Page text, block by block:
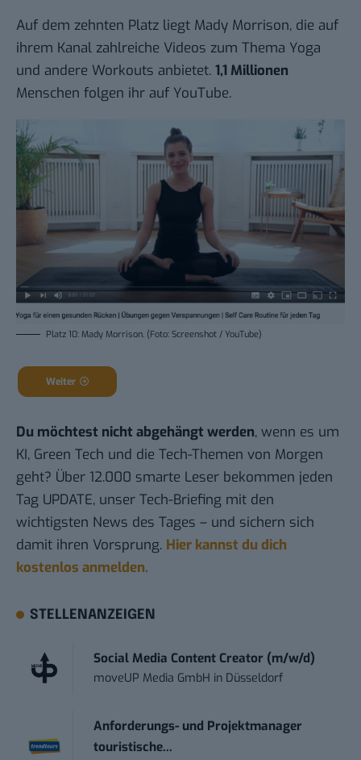
Auf dem zehnten Platz liegt Mady Morrison, die auf
ihrem Kanal zahlreiche Videos zum Thema Yoga
und andere Workouts anbietet. 1,1 Millionen
Menschen folgen ihr auf YouTube.
Platz 10: Mady Morrison. (Foto: Screenshot / YouTube)
Weiter
Du möchtest nicht abgehängt werden, wenn es um
KI, Green Tech und die Tech-Themen von Morgen
geht? Über 12.000 smarte Leser bekommen jeden
Tag UPDATE, unser Tech-Briefing mit den
wichtigsten News des Tages – und sichern sich
damit ihren Vorsprung. Hier kannst du dich
kostenlos anmelden.
STELLENANZEIGEN
Social Media Content Creator (m/w/d)
moveUP Media GmbH in Düsseldorf
Anforderungs- und Projektmanager
touristische...